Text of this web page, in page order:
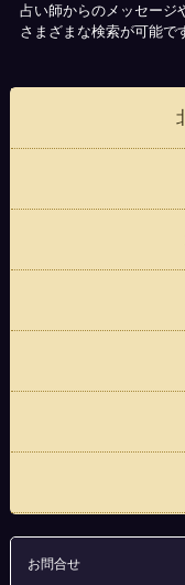
占い師からのメッセージ
さまざまな検索が可能で
お問合せ